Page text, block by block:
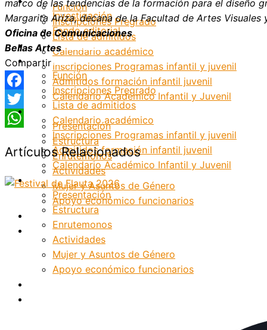
Función
Inscripciones Pregrado
Lista de admitidos
Calendario académico
Inscripciones Programas infantil y juvenil
Admitidos formación infantil juvenil
Calendario Académico Infantil y Juvenil
Bienestar
Presentación
Estructura
Enrutemonos
Actividades
Mujer y Asuntos de Género
Apoyo económico funcionarios
Internacionalización
Patrimonio
Investigación
Fondo editorial
Grupos Artísticos
Registro
Función
Inscripciones Pregrado
Lista de admitidos
Calendario académico
Inscripciones Programas infantil y juvenil
Admitidos formación infantil juvenil
Calendario Académico Infantil y Juvenil
Bienestar
Presentación
Estructura
Enrutemonos
Actividades
Mujer y Asuntos de Género
Apoyo económico funcionarios
marco de las tendencias de la formación para el diseño
Margarita Ariza, decana de la Facultad de Artes Visuales
Oficina de Comunicaciones
Bellas Artes
Compartir
Facebook
Twitter
WhatsApp
Artículos Relacionados